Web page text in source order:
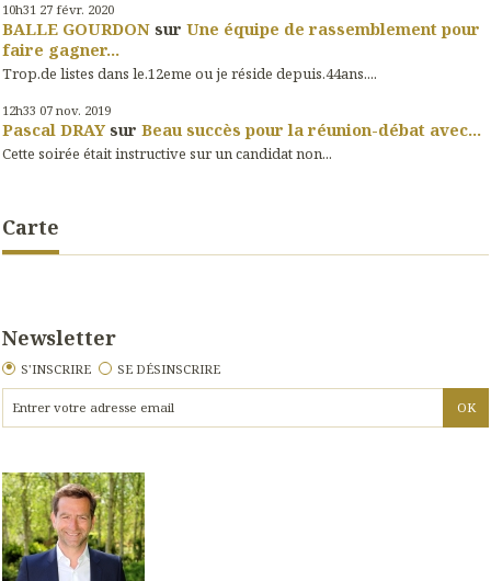
10h31 27 févr. 2020
BALLE GOURDON sur Une équipe de rassemblement pour
faire gagner...
Trop.de listes dans le.12eme ou je réside depuis.44ans....
12h33 07 nov. 2019
Pascal DRAYsur Beau succès pour la réunion-débat avec...
Cette soirée était instructive sur un candidat non...
Carte
Newsletter
S'INSCRIRE SE DÉSINSCRIRE